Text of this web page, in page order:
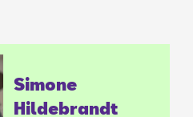
Si­mo­ne
Hil­de­brandt